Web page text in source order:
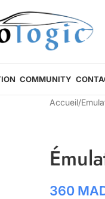
COMMUNITY
Accueil/
360